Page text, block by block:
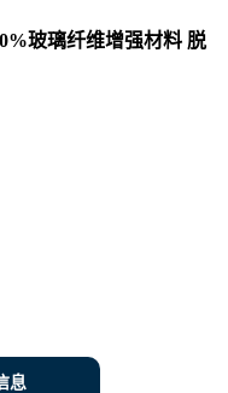
玻璃纤维增强材料 脱
息